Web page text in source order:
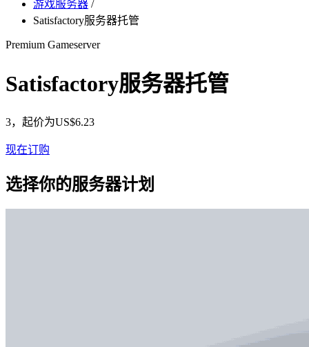
游戏服务器 /
Satisfactory服务器托管
Premium Gameserver
Satisfactory服务器托管
3，起价为US$6.23
现在订购
选择你的服务器计划